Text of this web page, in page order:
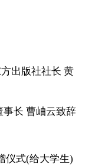
出版社社长 黄
长 曹岫云致辞
仪式(给大学生)